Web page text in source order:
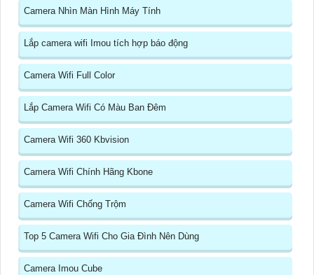
Camera Nhìn Màn Hình Máy Tính
Lắp camera wifi Imou tích hợp báo động
Camera Wifi Full Color
Lắp Camera Wifi Có Màu Ban Đêm
Camera Wifi 360 Kbvision
Camera Wifi Chính Hãng Kbone
Camera Wifi Chống Trộm
Top 5 Camera Wifi Cho Gia Đình Nên Dùng
Camera Imou Cube